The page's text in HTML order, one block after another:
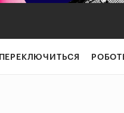
ПЕРЕКЛЮЧИТЬСЯ